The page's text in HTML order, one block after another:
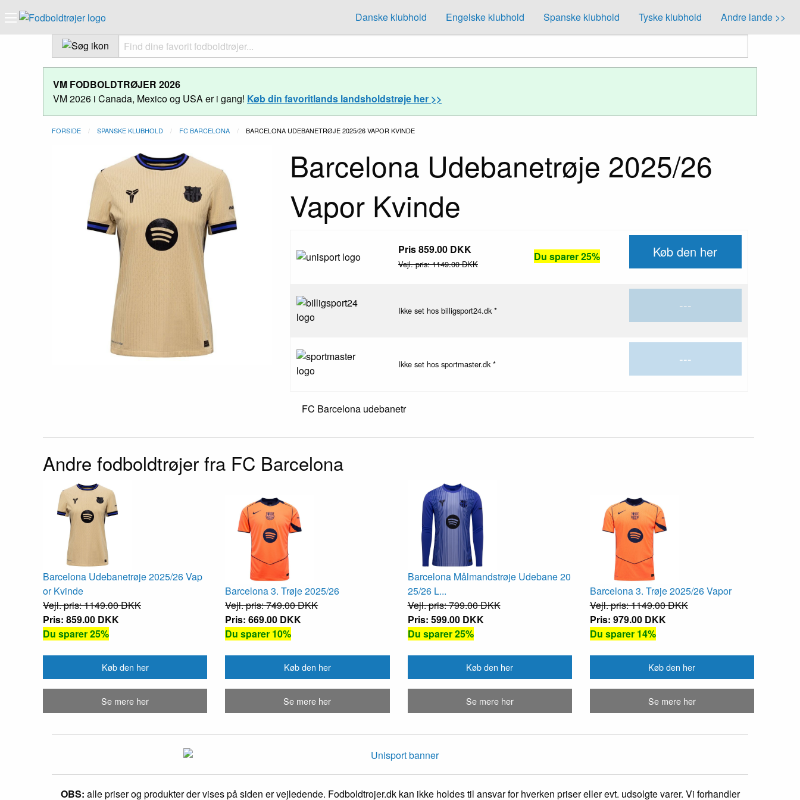
Danske klubhold Engelske klubhold Spanske klubhold Tyske klubhold Andre lande >>
VM FODBOLDTRØJER 2026
VM 2026 i Canada, Mexico og USA er i gang! Køb din favoritlands landsholdstrøje her >>
FORSIDE SPANSKE KLUBHOLD FC BARCELONA NUVÆRENDE:
BARCELONA UDEBANETRØJE 2025/26 VAPOR KVINDE
Barcelona Udebanetrøje 2025/26
Vapor Kvinde
Pris 859.00 DKK
Vejl. pris: 1149.00 DKK
Du sparer 25% Køb den her
Ikke set hos billigsport24.dk * ---
Ikke set hos sportmaster.dk * ---
FC Barcelona udebanetr
Andre fodboldtrøjer fra FC Barcelona
Barcelona Udebanetrøje 2025/26 Vap
or Kvinde
Vejl. pris: 1149.00 DKK
Pris: 859.00 DKK
Du sparer 25%
Køb den her
Se mere her
Barcelona 3. Trøje 2025/26
Vejl. pris: 749.00 DKK
Pris: 669.00 DKK
Du sparer 10%
Køb den her
Se mere her
Barcelona Målmandstrøje Udebane 20
25/26 L...
Vejl. pris: 799.00 DKK
Pris: 599.00 DKK
Du sparer 25%
Køb den her
Se mere her
Barcelona 3. Trøje 2025/26 Vapor
Vejl. pris: 1149.00 DKK
Pris: 979.00 DKK
Du sparer 14%
Køb den her
Se mere her
OBS: alle priser og produkter der vises på siden er vejledende. Fodboldtrojer.dk kan ikke holdes til ansvar for hverken priser eller evt. udsolgte varer. Vi forhandler